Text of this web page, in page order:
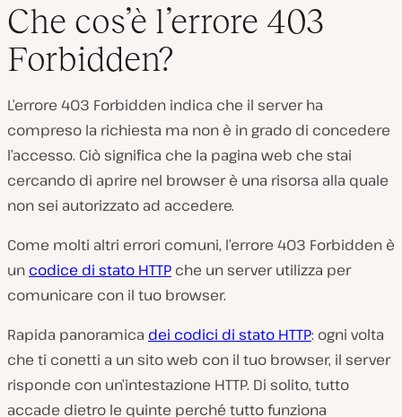
Che cos’è l’errore 403
Forbidden?
L’errore 403 Forbidden indica che il server ha
compreso la richiesta ma non è in grado di concedere
l’accesso. Ciò significa che la pagina web che stai
cercando di aprire nel browser è una risorsa alla quale
non sei autorizzato ad accedere.
Come molti altri errori comuni, l’errore 403 Forbidden è
un codice di stato HTTP che un server utilizza per
comunicare con il tuo browser.
Rapida panoramica dei codici di stato HTTP: ogni volta
che ti conetti a un sito web con il tuo browser, il server
risponde con un’intestazione HTTP. Di solito, tutto
accade dietro le quinte perché tutto funziona